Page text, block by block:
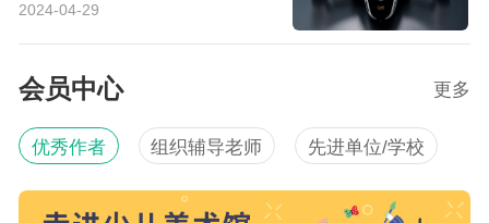
2024-04-29
会员中心 更多
优秀作者 组织辅导老师 先进单位/学校